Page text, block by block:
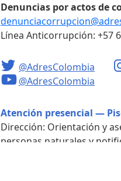
Denuncias por actos de
Línea Anticorrupción: +57
@AdresColombia
@AdresColombia
Atención presencial —
Dirección: Orientación y
personas naturales y